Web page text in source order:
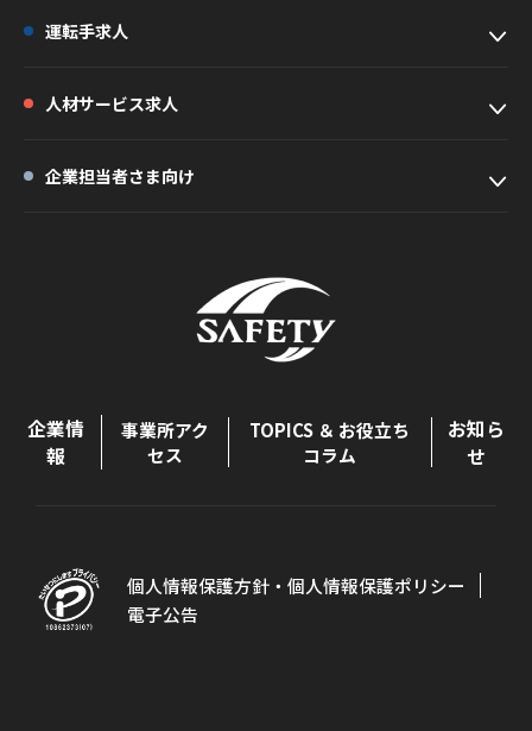
運転手求人
人材サービス求人
企業担当者さま向け
企業情
報
事業所アク
セス
TOPICS ＆ お役立ち
コラム
お知ら
せ
個人情報保護方針・個人情報保護ポリシー
電子公告